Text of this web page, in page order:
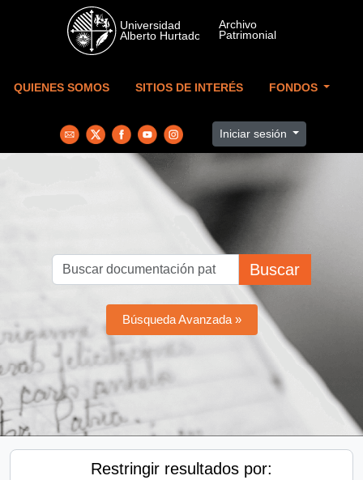
Skip to main content
QUIENES SOMOS SITIOS DE INTERÉS FONDOS
Iniciar sesión
Buscar
Búsqueda Avanzada »
Restringir resultados por: